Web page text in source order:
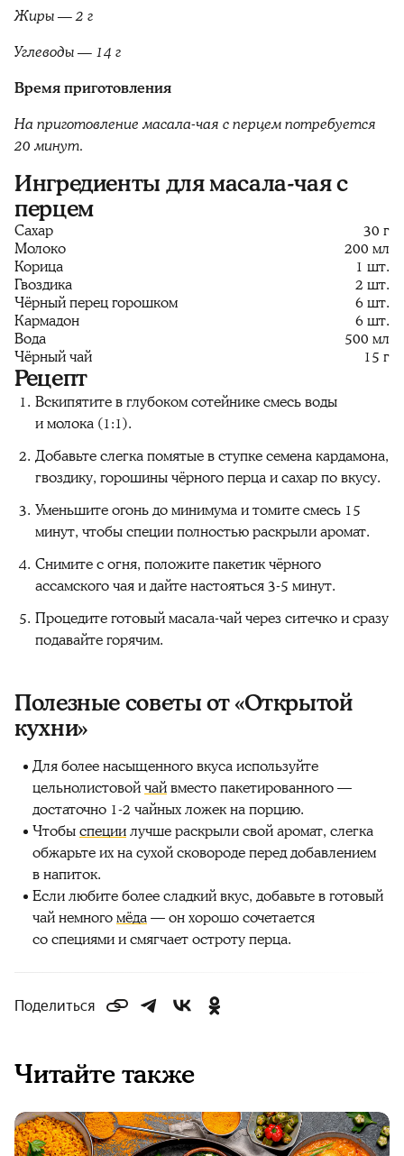
Жиры — 2 г
Углеводы — 14 г
Время приготовления
На приготовление масала-чая с перцем потребуется
20 минут.
Ингредиенты для масала-чая с
перцем
Сахар
30 г
Молоко
200 мл
Корица
1 шт.
Гвоздика
2 шт.
Чёрный перец горошком
6 шт.
Кармадон
6 шт.
Вода
500 мл
Чёрный чай
15 г
Рецепт
Вскипятите в глубоком сотейнике смесь воды
и молока (1:1).
Добавьте слегка помятые в ступке семена кардамона,
гвоздику, горошины чёрного перца и сахар по вкусу.
Уменьшите огонь до минимума и томите смесь 15
минут, чтобы специи полностью раскрыли аромат.
Снимите с огня, положите пакетик чёрного
ассамского чая и дайте настояться 3-5 минут.
Процедите готовый масала-чай через ситечко и сразу
подавайте горячим.
Полезные советы от «Открытой
кухни»
Для более насыщенного вкуса используйте
цельнолистовойчайвместо пакетированного —
достаточно 1-2 чайных ложек на порцию.
Чтобыспециилучше раскрыли свой аромат, слегка
обжарьте их на сухой сковороде перед добавлением
в напиток.
Если любите более сладкий вкус, добавьте в готовый
чай немногомёда— он хорошо сочетается
со специями и смягчает остроту перца.
Поделиться
Читайте также